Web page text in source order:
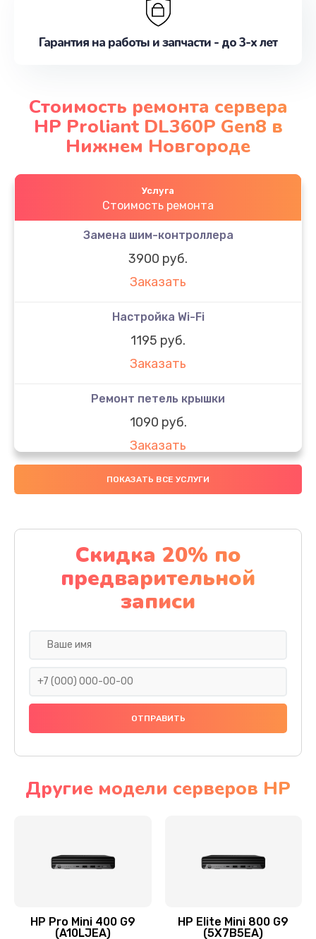
Гарантия на работы и запчасти - до 3-х лет
Стоимость ремонта сервера
HP Proliant DL360P Gen8 в
Нижнем Новгороде
Услуга
Стоимость ремонта
Замена шим-контроллера
3900 руб.
Заказать
Настройка Wi-Fi
1195 руб.
Заказать
Ремонт петель крышки
1090 руб.
Заказать
Замена вебкамеры
Заказать
Установка драйверов
1000 руб.
Заказать
Восстановление данных
ПОКАЗАТЬ ВСЕ УСЛУГИ
Скидка 20% по
предварительной
записи
Другие модели серверов HP
HP Pro Mini 400 G9
(A10LJEA)
HP Elite Mini 800 G9
(5X7B5EA)